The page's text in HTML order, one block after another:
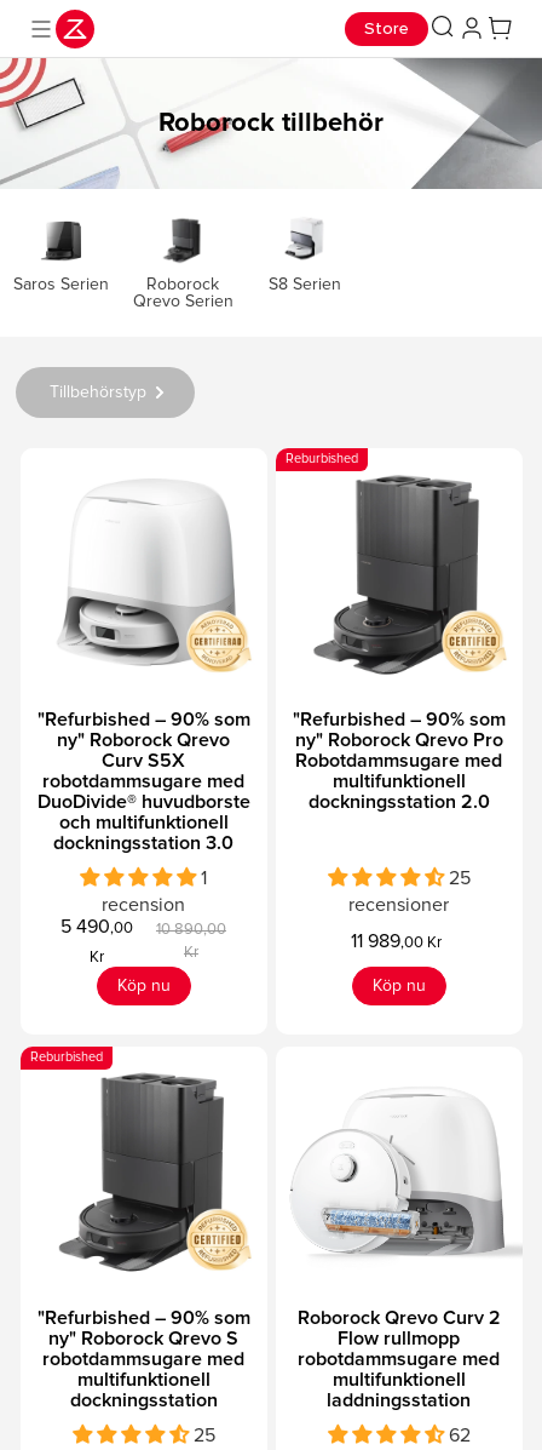
Store
Roborock tillbehör
Saros Serien
Roborock
Qrevo Serien
S8 Serien
Tillbehörstyp
"Refurbished – 90% som
ny" Roborock Qrevo
Curv S5X
robotdammsugare med
DuoDivide® huvudborste
och multifunktionell
dockningsstation 3.0
1
recension
5 490,00
Kr
10 890,00
Kr
Köp nu
Reburbished
"Refurbished – 90% som
ny" Roborock Qrevo Pro
Robotdammsugare med
multifunktionell
dockningsstation 2.0
25
recensioner
11 989,00 Kr
Köp nu
Reburbished
"Refurbished – 90% som
ny" Roborock Qrevo S
robotdammsugare med
multifunktionell
dockningsstation
25
Roborock Qrevo Curv 2
Flow rullmopp
robotdammsugare med
multifunktionell
laddningsstation
62